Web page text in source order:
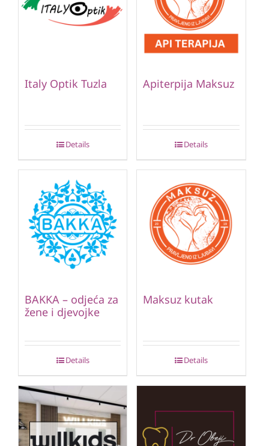
Italy Optik Tuzla
Details
Apiterpija Maksuz
Details
BAKKA – odjeća za
žene i djevojke
Details
Maksuz kutak
Details